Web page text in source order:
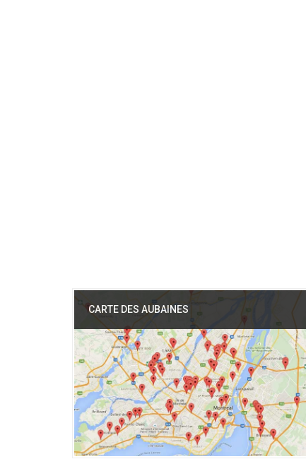
CARTE DES AUBAINES